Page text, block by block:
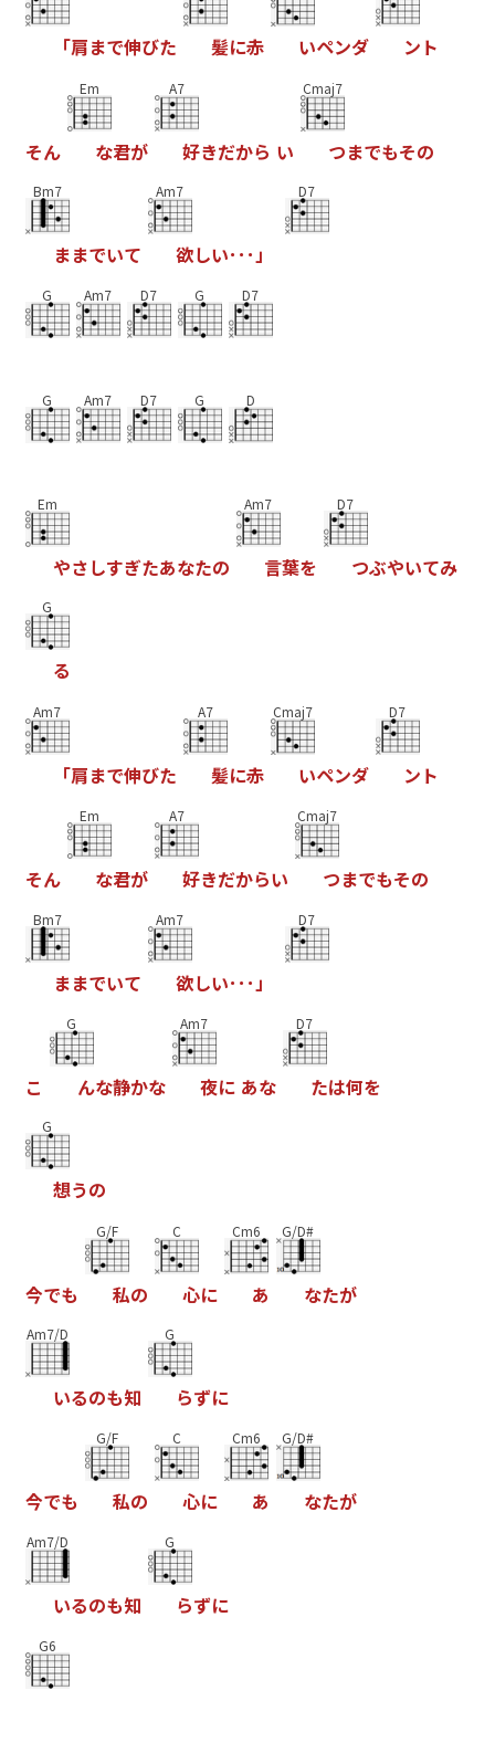
「肩まで伸びた 髪に赤 いペンダ ン ト
そん
Em
な君が
A7
好きだから い
Cmaj7
つまでもその
Bm7
ままでいて
Am7
欲しい･ ･ ･」
D7
G Am7 D7 G D7
G Am7 D7 G D
Em
やさしすぎたあなたの
Am7
言葉を
D7
つぶやいてみ
G
る
Am7
「肩まで伸びた
A7
髪に赤
Cmaj7
いペンダ
D7
ン ト
そん
Em
な君が
A7
好きだからい
Cmaj7
つまでもその
Bm7
ままでいて
Am7
欲しい･ ･ ･ 」
D7
こ
G
んな静かな
Am7
夜に あな
D7
たは何を
G
想うの
今でも
G/F
私の
C
心に
Cm6
あ
G/D#
なたが
Am7/D
いるのも知
G
らずに
今でも
G/F
私の
C
心に
Cm6
あ
G/D#
なたが
Am7/D
いるのも知
G
らずに
G6